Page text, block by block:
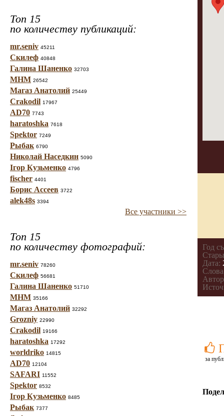
Топ 15
по количеству публикаций:
mr.seniv 45211
Скилеф 40848
Галина Шаненко 32703
МНМ 26542
Магаз Анатолий 25449
Crakodil 17967
AD70 7743
haratoshka 7618
Spektor 7249
Рыбак 6790
Николай Наседкин 5090
Ігор Кузьменко 4796
fischer 4401
Борис Ассеев 3722
alek48s 3394
Все участники >>
Топ 15
по количеству фотографий:
mr.seniv 78260
Скилеф 56681
Галина Шаненко 51710
МНМ 35166
Магаз Анатолий 32292
Grozniy 22990
Crakodil 19166
haratoshka 17292
worldriko 14815
AD70 12104
SAFARI 11552
Spektor 8532
Ігор Кузьменко 8485
Рыбак 7377
Год
Дата:
за